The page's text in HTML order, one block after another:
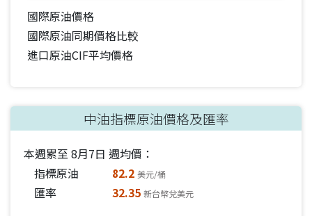
國際原油價格
國際原油同期價格比較
進口原油CIF平均價格
中油指標原油價格及匯率
本週累至8月7日 週均價：
指標原油
82.2 美元/桶
匯率 32.35 新台幣兌美元